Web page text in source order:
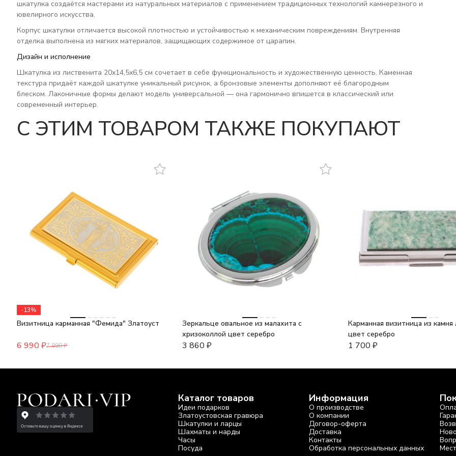
шкатулка создаётся мастерами из натуральных материалов с применением традиционных технологий камнерезного и
ювелирного искусства.
Корпус шкатулки отличается высокой плотностью и устойчивостью к механическим повреждениям. Внутренняя
отделка выполнена из мягких материалов, защищающих содержимое от царапин.
Дизайн и исполнение
Шкатулка из лиственита 20х14,5х6,5 см сочетает в себе функциональность и художественную ценность. Каменная
текстура придаёт каждой шкатулке уникальный рисунок, а бронзовые элементы дополняют её благородным
блеском. Лаконичные формы делают модель универсальной — она гармонично впишется в классический или
современный интерьер.
C ЭТИМ ТОВАРОМ ТАКЖЕ ПОКУПАЮТ
-13%
Визитница карманная "Фемида" Златоуст
6 990 ₽7 990₽
Зеркальце овальное из малахита с
хризоколлой цвет серебро
3 860 ₽
Карманная визитница из камня
цвет серебро
1 700 ₽
Каталог товаров
Идеи подарков
Златоустовская гравюра
Шкатулки и ларцы
Шахматы и нарды
Часы
Посуда
Информация
О производстве
О компании
Договор-оферта
Доставка
Контакты
Обработка персональных данных